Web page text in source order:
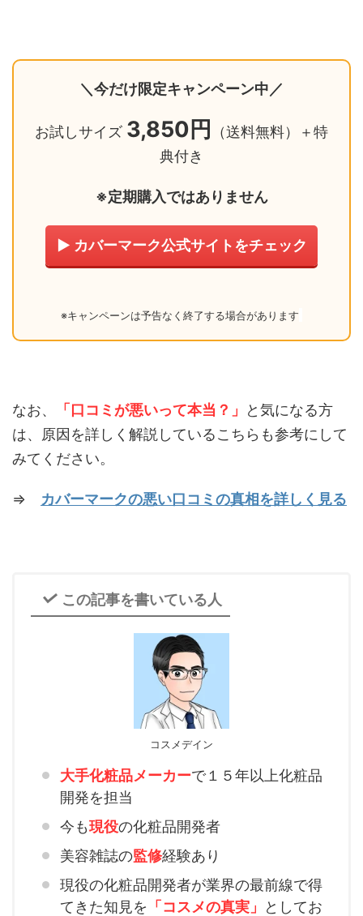
＼今だけ限定キャンペーン中／
お試しサイズ 3,850円
（送料無料）＋特
典付き
※定期購入ではありません
▶ カバーマーク公式サイトをチェック
※キャンペーンは予告なく終了する場合があります
なお、 「口コミが悪いって本当？」
と気になる方
は、原因を詳しく解説しているこちらも参考にして
みてください。
⇒ カバーマークの悪い口コミの真相を詳しく見る
この記事を書いている人
コスメデイン
大手化粧品メーカーで１５年以上化粧品
開発を担当
今も現役の化粧品開発者
美容雑誌の監修経験あり
現役の化粧品開発者が業界の最前線で得
てきた知見を 「コスメの真実」
としてお